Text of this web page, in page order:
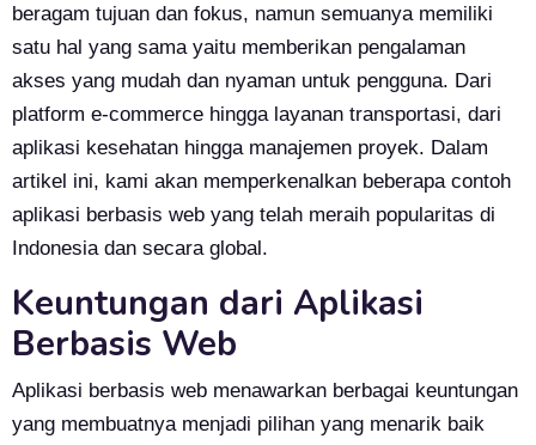
beragam tujuan dan fokus, namun semuanya memiliki
satu hal yang sama yaitu memberikan pengalaman
akses yang mudah dan nyaman untuk pengguna. Dari
platform e-commerce hingga layanan transportasi, dari
aplikasi kesehatan hingga manajemen proyek. Dalam
artikel ini, kami akan memperkenalkan beberapa contoh
aplikasi berbasis web yang telah meraih popularitas di
Indonesia dan secara global.
Keuntungan dari Aplikasi
Berbasis Web
Aplikasi berbasis web menawarkan berbagai keuntungan
yang membuatnya menjadi pilihan yang menarik baik